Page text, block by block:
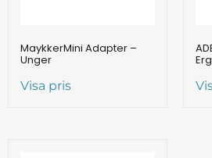
MaykkerMini Adapter –
Unger
Visa pris